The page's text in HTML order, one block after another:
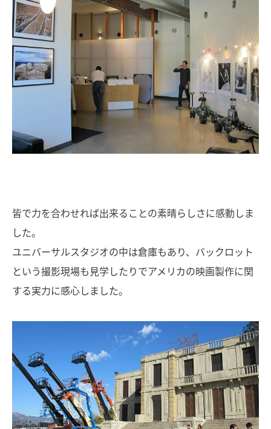
皆で力を合わせれば出来ることの素晴らしさに感動しま
した。
ユニバーサルスタジオの中は倉庫もあり、バックロット
という撮影現場も見学したりでアメリカの映画製作に関
する実力に感心しました。